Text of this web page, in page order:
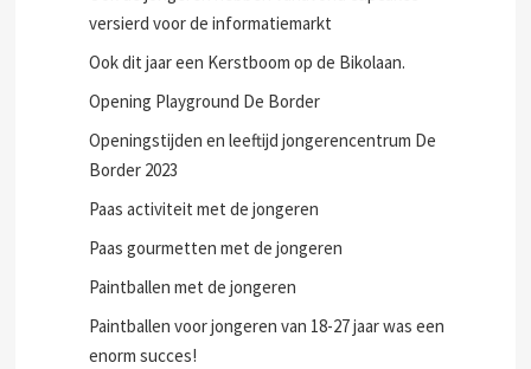
versierd voor de informatiemarkt
Ook dit jaar een Kerstboom op de Bikolaan.
Opening Playground De Border
Openingstijden en leeftijd jongerencentrum De
Border 2023
Paas activiteit met de jongeren
Paas gourmetten met de jongeren
Paintballen met de jongeren
Paintballen voor jongeren van 18-27 jaar was een
enorm succes!